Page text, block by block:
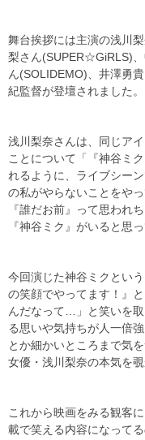
舞台挨拶には主演の浅川
梨さん(SUPER☆GiRLS)
ん(SOLIDEMO)、井澤勇
紀監督が登壇されました。
浅川梨奈さんは、同じア
ことについて「『神谷ミ
れるように、ライブシー
の私がやらないことをや
『誰だお前』って思われ
『神谷ミク』がいると思
今回演じた神谷ミクとい
の笑顔でやってます！』
んだなって…」と笑いを
る思いや気持ちが人一倍
とか細かいところまで気
女優・浅川梨奈の本気を覗
これから映画をみる観客
載で笑える内容になって